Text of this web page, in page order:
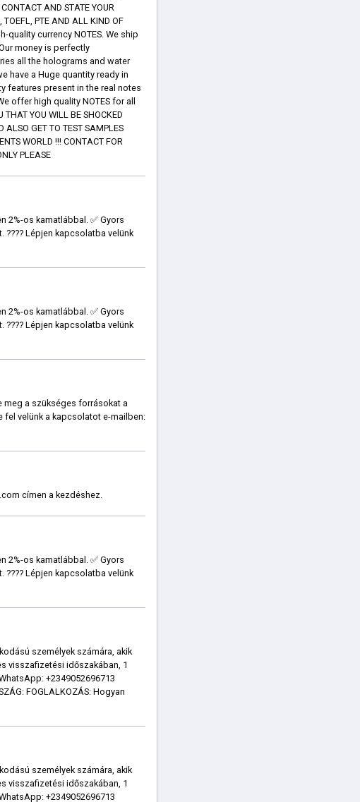
AND STATE YOUR
TOEFL, PTE AND ALL KIND OF
quality currency NOTES. We ship
money is perfectly
all the holograms and water
have a Huge quantity ready in
features present in the real notes
offer high quality NOTES for all
YOU WILL BE SHOCKED
ALSO GET TO TEST SAMPLES
WORLD !!! CONTACT FOR
PLEASE
2%-os kamatlábbal. ✅ Gyors
Lépjen kapcsolatba velünk
2%-os kamatlábbal. ✅ Gyors
Lépjen kapcsolatba velünk
meg a szükséges forrásokat a
velünk a kapcsolatot e-mailben:
címen a kezdéshez.
2%-os kamatlábbal. ✅ Gyors
Lépjen kapcsolatba velünk
személyek számára, akik
visszafizetési időszakában, 1
+2349052696713
FOGLALKOZÁS: Hogyan
személyek számára, akik
visszafizetési időszakában, 1
+2349052696713